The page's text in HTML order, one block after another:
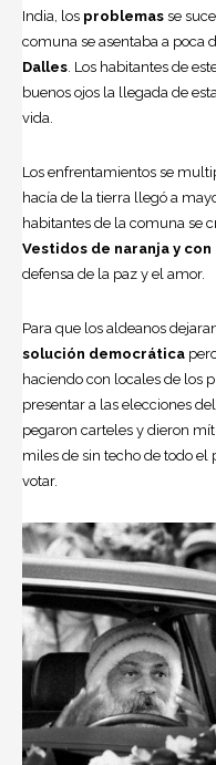
India, los problemas se
comuna se asentaba a poca
Dalles . Los habitantes de
buenos ojos la llegada de
vida.
Los enfrentamientos se
hacía de la tierra llegó a
habitantes de la comuna se
Vestidos de naranja y
defensa de la paz y el amor.
Para que los aldeanos
solución democrática
haciendo con locales de los
presentar a las elecciones
pegaron carteles y dieron
miles de sin techo de todo el
votar.